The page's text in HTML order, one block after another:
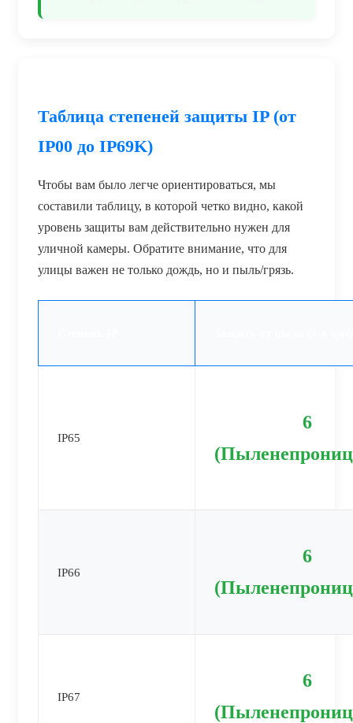
Таблица степеней защиты IP (от
IP00 до IP69K)
Чтобы вам было легче ориентироваться, мы
составили таблицу, в которой четко видно, какой
уровень защиты вам действительно нужен для
уличной камеры. Обратите внимание, что для
улицы важен не только дождь, но и пыль/грязь.
IP65
6
IP66
6
IP67
6